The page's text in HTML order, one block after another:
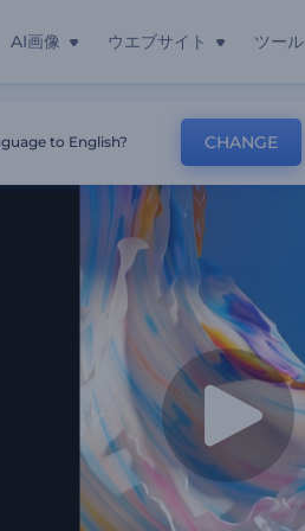
AI画像 ウエブサイト ツール
to English? CHANGE